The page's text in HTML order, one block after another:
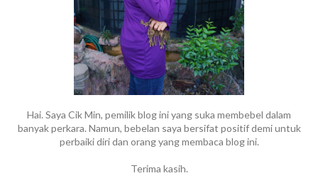
Hai. Saya Cik Min, pemilik blog ini yang suka membebel dalam
banyak perkara. Namun, bebelan saya bersifat positif demi untuk
perbaiki diri dan orang yang membaca blog ini.
Terima kasih.